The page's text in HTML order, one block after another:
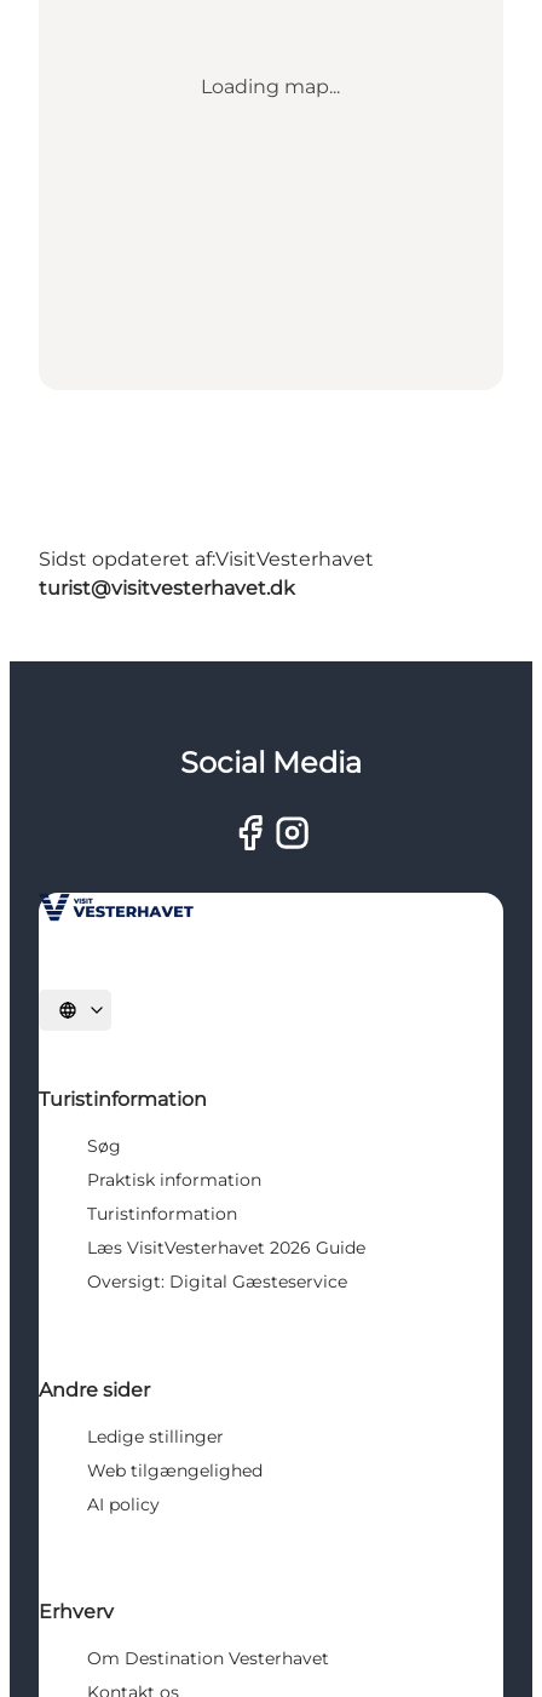
Loading map...
Sidst opdateret af:VisitVesterhavet
turist@visitvesterhavet.dk
Social Media
Vælg sprog
Turistinformation
Søg
Praktisk information
Turistinformation
Læs VisitVesterhavet 2026 Guide
Oversigt: Digital Gæsteservice
Andre sider
Ledige stillinger
Web tilgængelighed
AI policy
Erhverv
Om Destination Vesterhavet
Kontakt os